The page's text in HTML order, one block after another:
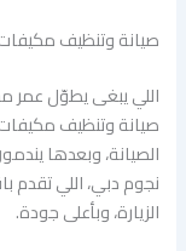
صيانة وتنظيف
اللي يبغى يطوّل عمر
صيانة وتنظيف
الصيانة، وبعدها
نجوم دبي، اللي
الزيارة، وبأعلى جودة.